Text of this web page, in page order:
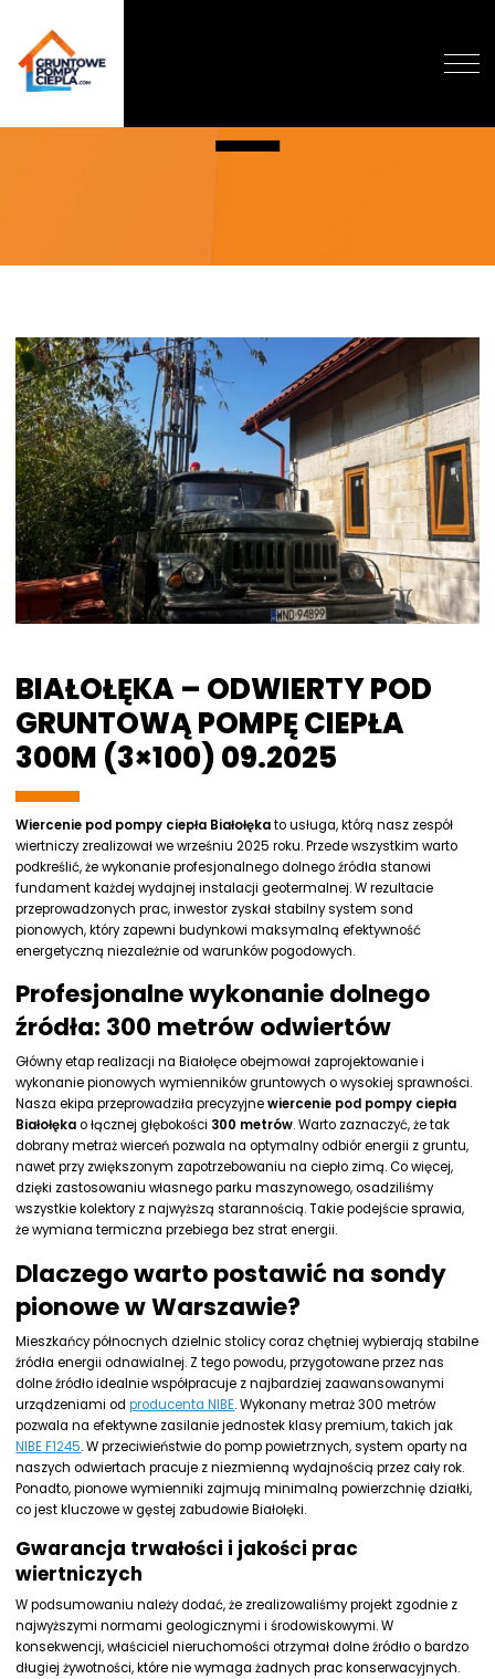
O NAS
DOFINANSOWANIE
WYCENA
BLOG
KONTAKT
BIAŁOŁĘKA – ODWIERTY POD
GRUNTOWĄ POMPĘ CIEPŁA
300M (3×100) 09.2025
Wiercenie pod pompy ciepła Białołękato usługa, którą nasz zespół
wiertniczy zrealizował we wrześniu 2025 roku. Przede wszystkim warto
podkreślić, że wykonanie profesjonalnego dolnego źródła stanowi
fundament każdej wydajnej instalacji geotermalnej. W rezultacie
przeprowadzonych prac, inwestor zyskał stabilny system sond
pionowych, który zapewni budynkowi maksymalną efektywność
energetyczną niezależnie od warunków pogodowych.
Profesjonalne wykonanie dolnego
źródła: 300 metrów odwiertów
Główny etap realizacji na Białołęce obejmował zaprojektowanie i
wykonanie pionowych wymienników gruntowych o wysokiej sprawności.
Nasza ekipa przeprowadziła precyzyjnewiercenie pod pompy ciepła
Białołękao łącznej głębokości 300 metrów. Warto zaznaczyć, że tak
dobrany metraż wierceń pozwala na optymalny odbiór energii z gruntu,
nawet przy zwiększonym zapotrzebowaniu na ciepło zimą. Co więcej,
dzięki zastosowaniu własnego parku maszynowego, osadziliśmy
wszystkie kolektory z najwyższą starannością. Takie podejście sprawia,
że wymiana termiczna przebiega bez strat energii.
Dlaczego warto postawić na sondy
pionowe w Warszawie?
Mieszkańcy północnych dzielnic stolicy coraz chętniej wybierają stabilne
źródła energii odnawialnej. Z tego powodu, przygotowane przez nas
dolne źródło idealnie współpracuje z najbardziej zaawansowanymi
urządzeniami odproducenta NIBE. Wykonany metraż 300 metrów
pozwala na efektywne zasilanie jednostek klasy premium, takich jak
NIBE F1245. W przeciwieństwie do pomp powietrznych, system oparty na
naszych odwiertach pracuje z niezmienną wydajnością przez cały rok.
Ponadto, pionowe wymienniki zajmują minimalną powierzchnię działki,
co jest kluczowe w gęstej zabudowie Białołęki.
Gwarancja trwałości i jakości prac
wiertniczych
W podsumowaniu należy dodać, że zrealizowaliśmy projekt zgodnie z
najwyższymi normami geologicznymi i środowiskowymi. W
konsekwencji, właściciel nieruchomości otrzymał dolne źródło o bardzo
długiej żywotności, które nie wymaga żadnych prac konserwacyjnych.